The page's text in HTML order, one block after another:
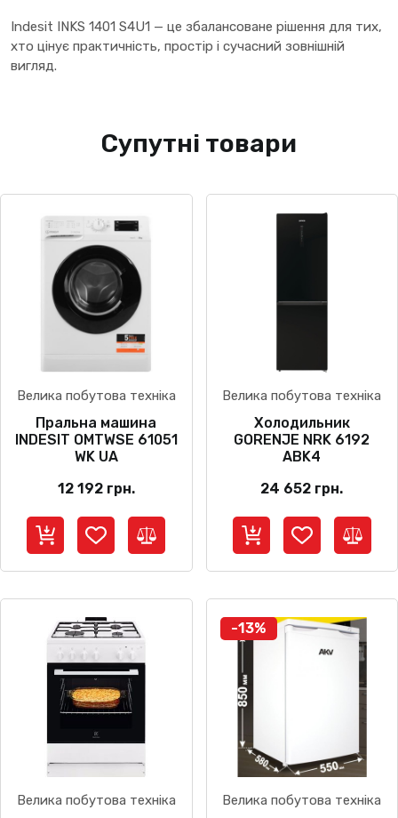
Indesit INKS 1401 S4U1 — це збалансоване рішення для тих,
хто цінує практичність, простір і сучасний зовнішній
вигляд.
Супутні товари
Велика побутова техніка
Пральна машина
INDESIT OMTWSE 61051
WK UA
12 192 грн.
Велика побутова техніка
Холодильник
GORENJE NRK 6192
ABK4
24 652 грн.
Велика побутова техніка
-13%
Велика побутова техніка